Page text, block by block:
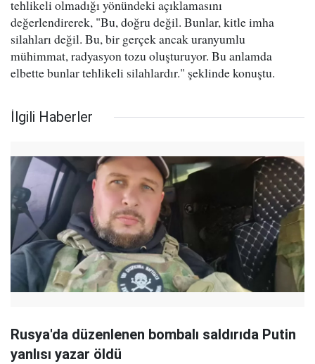
tehlikeli olmadığı yönündeki açıklamasını
değerlendirerek, "Bu, doğru değil. Bunlar, kitle imha
silahları değil. Bu, bir gerçek ancak uranyumlu
mühimmat, radyasyon tozu oluşturuyor. Bu anlamda
elbette bunlar tehlikeli silahlardır." şeklinde konuştu.
İlgili Haberler
Rusya'da düzenlenen bombalı saldırıda Putin
yanlısı yazar öldü